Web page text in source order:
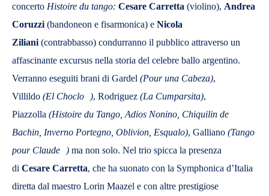
concerto Histoire du tango: Cesare Carretta (violino), Andrea
Coruzzi (bandoneon e fisarmonica) e Nicola
Ziliani (contrabbasso) condurranno il pubblico attraverso un
affascinante excursus nella storia del celebre ballo argentino.
Verranno eseguiti brani di Gardel (Pour una Cabeza),
Villildo (El Choclo ), Rodriguez (La Cumparsita),
Piazzolla (Histoire du Tango, Adios Nonino, Chiquilin de
Bachin, Inverno Portegno, Oblivion, Esqualo), Galliano (Tango
pour Claude ) ma non solo. Nel trio spicca la presenza
di Cesare Carretta, che ha suonato con la Symphonica d’Italia
diretta dal maestro Lorin Maazel e con altre prestigiose